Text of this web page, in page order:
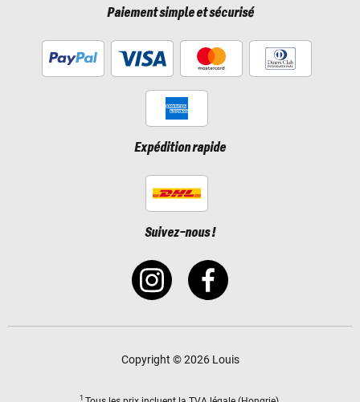
Paiement simple et sécurisé
Expédition rapide
Suivez-nous !
Copyright © 2026 Louis
1